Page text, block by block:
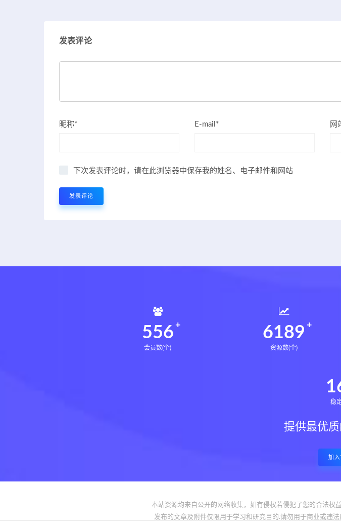
发表评论
昵称* E-mail* 网
下次发表评论时，请在此浏览器中保存我的姓名、电子邮件和网站
561
会员数(个)
6234
资源数(个)
稳
提供最优
加
本站资源均来自公开的网络收集，如有侵权若侵犯了您的合法权
发布的文章及附件仅限用于学习和研究目的.请勿用于商业或违